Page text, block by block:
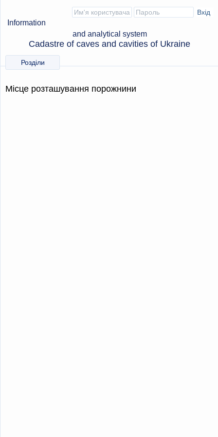
Information
and analytical system
Cadastre of caves and cavities of Ukraine
Розділи
Місце розташування порожнини